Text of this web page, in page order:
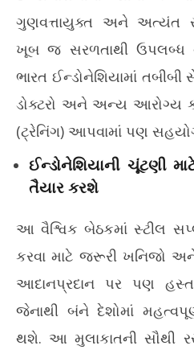
ગુણવત્તાયુક્ત અને અત્યંત
ખૂબ જ સરળતાથી
ભારત ઈન્ડોનેશિયામાં તબીબી
ડોક્ટરો અને અન્ય આરોગ્ય
(ટ્રેનિંગ) આપવામાં પણ
ઈન્ડોનેશિયાની ચૂંટણી
તૈયાર કરશે
આ વૈશ્વિક બેઠકમાં સ્ટીલ
કરવા માટે જરૂરી ખનિજો
આદાનપ્રદાન પર પણ
જેનાથી બંને દેશોમાં
થશે. આ મુલાકાતની સૌથી